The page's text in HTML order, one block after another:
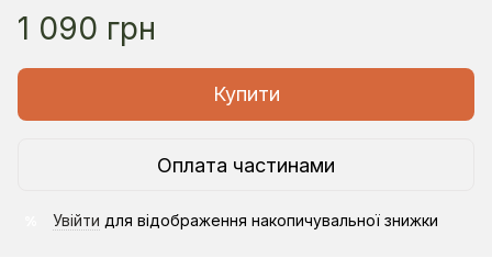
1 090 грн
Купити
Оплата частинами
Увійти для відображення накопичувальної знижки